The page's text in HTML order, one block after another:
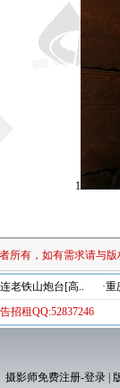
1
所有，如有需求请与
连老铁山炮台[高..
·
招租QQ:52837246
摄影师免费注册-登录|